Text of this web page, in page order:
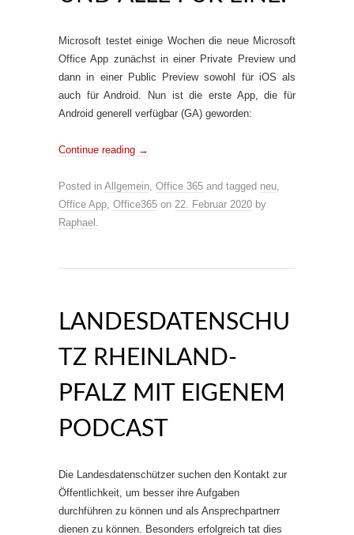
Microsoft testet einige Wochen die neue Microsoft
Office App zunächst in einer Private Preview und
dann in einer Public Preview sowohl für iOS als
auch für Android. Nun ist die erste App, die für
Android generell verfügbar (GA) geworden:
Continue reading →
Posted in Allgemein, Office 365 and tagged neu,
Office App, Office365 on 22. Februar 2020 by
Raphael .
LANDESDATENSCHU
TZ RHEINLAND-
PFALZ MIT EIGENEM
PODCAST
Die Landesdatenschützer suchen den Kontakt zur
Öffentlichkeit, um besser ihre Aufgaben
durchführen zu können und als Ansprechpartnerr
dienen zu können. Besonders erfolgreich tat dies